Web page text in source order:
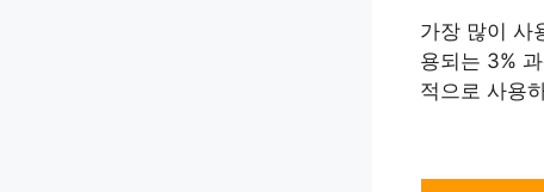
가장 많이 사
용되는 3%
적으로 사용